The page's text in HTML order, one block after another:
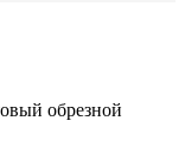
обрезной